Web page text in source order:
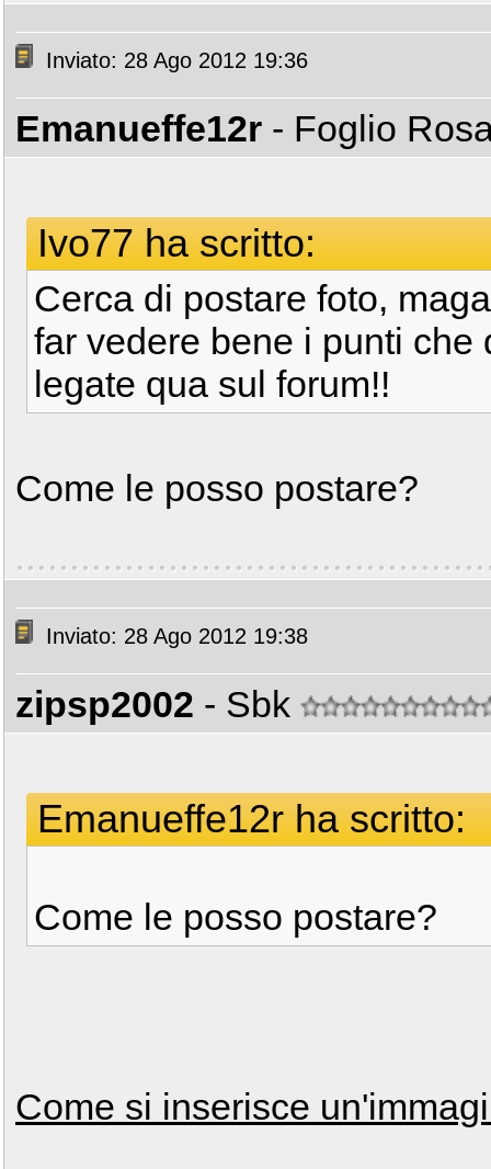
Inviato: 28 Ago 2012 19:36
Emanueffe12r - Foglio
Ivo77 ha scritto:
Cerca di postare foto,
far vedere bene i punti
legate qua sul forum!!
Come le posso postare?
Inviato: 28 Ago 2012 19:38
zipsp2002 - Sbk
Emanueffe12r ha scritto:
Come le posso postare?
Come si inserisce